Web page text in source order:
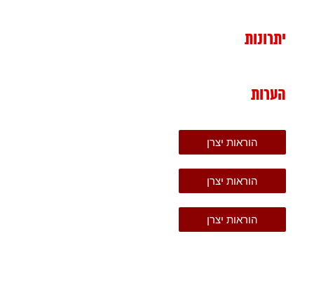
יתרונות
הערות
הוראות יצרן
הוראות יצרן
הוראות יצרן